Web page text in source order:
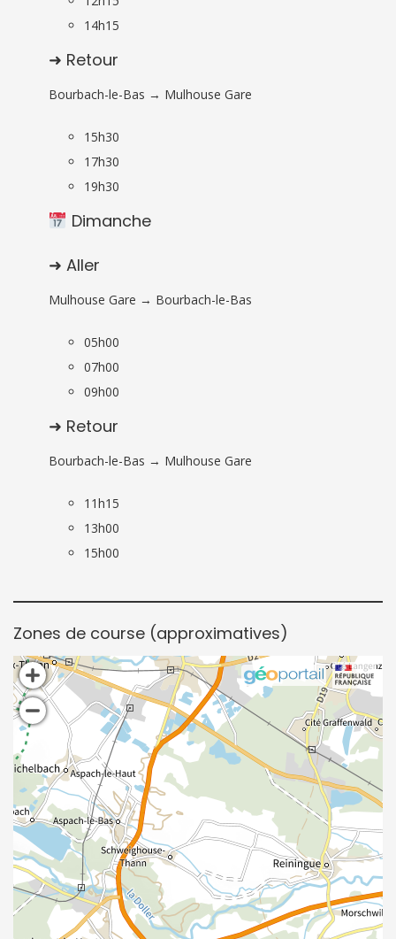
14h15
➜ Retour
Bourbach-le-Bas → Mulhouse Gare
15h30
17h30
19h30
Dimanche
➜ Aller
Mulhouse Gare → Bourbach-le-Bas
05h00
07h00
09h00
➜ Retour
Bourbach-le-Bas → Mulhouse Gare
11h15
13h00
15h00
Zones de course (approximatives)